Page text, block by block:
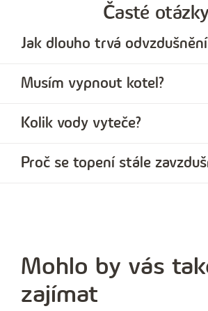
Časté
Jak dlouho trvá
Musím vypnout kotel?
Kolik vody vyteče?
Proč se topení stále
Mohlo by vás
zajímat